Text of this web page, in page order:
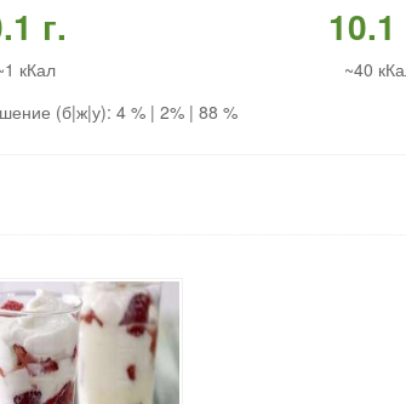
г.
кКал
10.1
~40
(б|ж|у): 4 % | 2% | 88 %